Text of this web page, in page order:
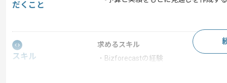
だくこと
スキル
求めるスキル
・Bizforecastの経験